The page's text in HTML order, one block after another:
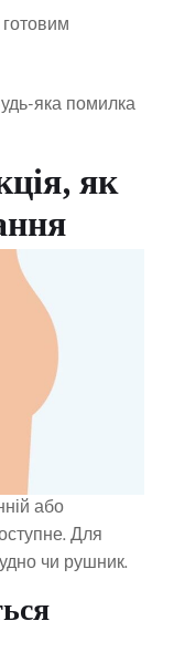
яка помилка
як
або
Для
чи рушник.